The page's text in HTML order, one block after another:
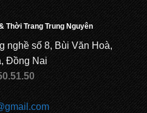
Thời Trang Trung Nguyên
nghề số 8, Bùi Văn Hoà,
Đồng Nai